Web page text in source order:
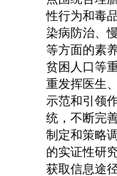
性行为和毒
染病防治、
等方面的素
贫困人口等
重发挥医生
示范和引领
统，不断完
制定和策略
的实证性研
获取信息途